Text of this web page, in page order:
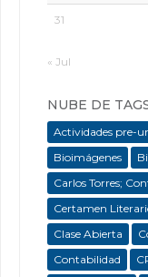
31
« Jul
NUBE DE
Actividades pre-
Bioimágenes
Carlos Torres;
Certamen
Clase Abierta
Contabilidad